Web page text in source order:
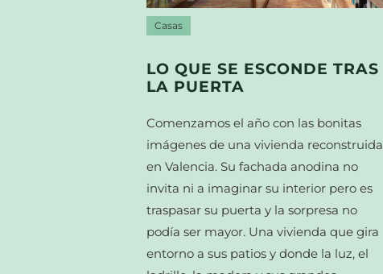
Casas
LO QUE SE ESCONDE TRAS
LA PUERTA
Comenzamos el año con las bonitas
imágenes de una vivienda reconstruida
en Valencia. Su fachada anodina no
invita ni a imaginar su interior pero es
traspasar su puerta y la sorpresa no
podía ser mayor. Una vivienda que gira
entorno a sus patios y donde la luz, el